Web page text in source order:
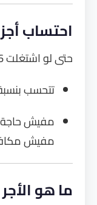
احتساب
حتى لو اشتغلت 6 شهور بس، ليك حق:
تتحسب
مفيش
مفيش
ما هو